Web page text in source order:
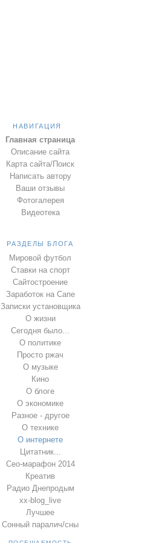
НАВИГАЦИЯ
Главная страница
Описание сайта
Карта сайта/Поиск
Написать автору
Ваши отзывы
Фотогалерея
Видеотека
РАЗДЕЛЫ БЛОГА
Мировой футбол
Ставки на спорт
Сайтостроение
Заработок на Сапе
Записки установщика
О жизни
Сегодня было...
О политике
Просто ржач
О музыке
Кино
О блоге
О экономике
Разное - другое
О технике
О интернете
Цитатник...
Сео-марафон 2014
Креатив
Радио Днепродым
xx-blog_live
Лучшее
Сонный паралич/сны